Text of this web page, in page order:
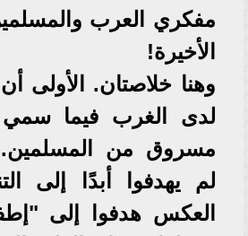
مفكري العرب
الأخيرة!
وهنا خلاصتان. الأولى
لدى الغرب فيما سمي
مسروق من المسلمين.
لم يهدفوا أبدًا إلى
العكس هدفوا إلى